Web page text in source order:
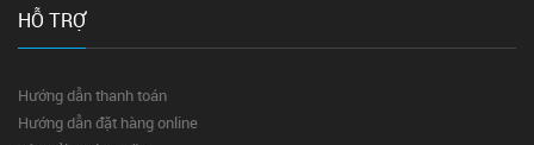
HỖ TRỢ
Hướng dẫn thanh toán
Hướng dẫn đặt hàng online